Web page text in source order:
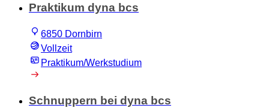
Praktikum dyna bcs
6850 Dornbirn
Vollzeit
Praktikum/Werkstudium
Schnuppern bei dyna bcs